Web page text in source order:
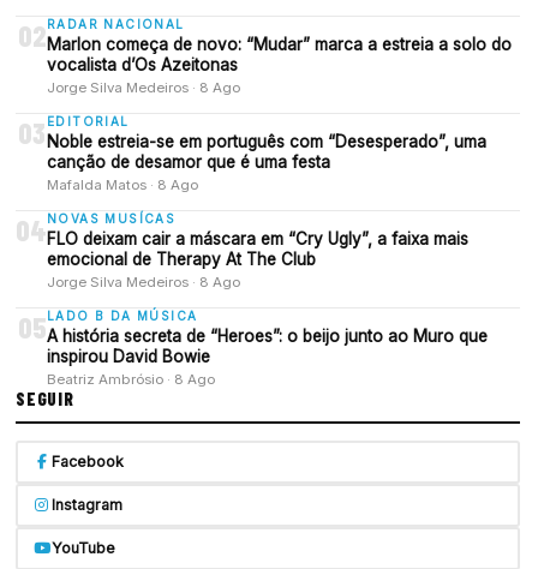
02 RADAR NACIONAL
Marlon começa de novo: “Mudar” marca a estreia a solo do
vocalista d’Os Azeitonas
Jorge Silva Medeiros · 8 Ago
03 EDITORIAL
Noble estreia-se em português com “Desesperado”, uma
canção de desamor que é uma festa
Mafalda Matos · 8 Ago
04NOVAS MUSÍCAS
FLO deixam cair a máscara em “Cry Ugly”, a faixa mais
emocional de Therapy At The Club
Jorge Silva Medeiros · 8 Ago
05 LADO B DA MÚSICA
A história secreta de “Heroes”: o beijo junto ao Muro que
inspirou David Bowie
Beatriz Ambrósio · 8 Ago
SEGUIR
Facebook
Instagram
YouTube